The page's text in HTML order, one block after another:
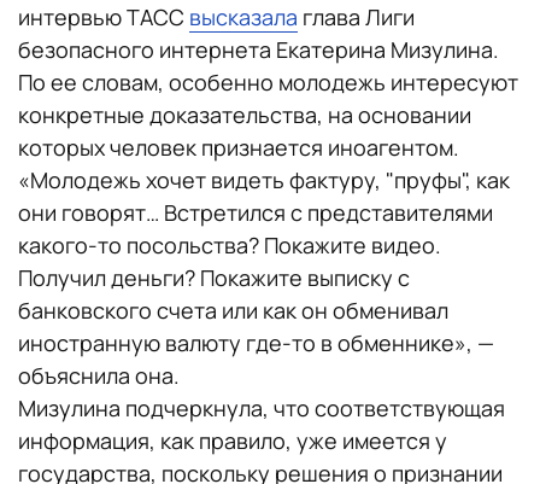
интервью ТАСС высказала глава Лиги
безопасного интернета Екатерина Мизулина.
По ее словам, особенно молодежь интересуют
конкретные доказательства, на основании
которых человек признается иноагентом.
«Молодежь хочет видеть фактуру, "пруфы", как
они говорят… Встретился с представителями
какого-то посольства? Покажите видео.
Получил деньги? Покажите выписку с
банковского счета или как он обменивал
иностранную валюту где-то в обменнике», —
объяснила она.
Мизулина подчеркнула, что соответствующая
информация, как правило, уже имеется у
государства, поскольку решения о признании